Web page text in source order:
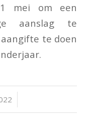
mei om een
aanslag te
te doen